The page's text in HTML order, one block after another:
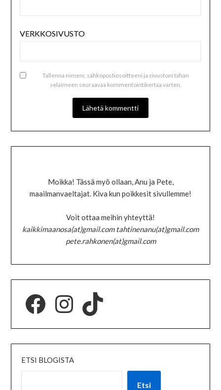
VERKKOSIVUSTO
Tallenna nimeni, sähköpostiosoitteeni ja sivustoni tähän
selaimeen seuraavaa kommentointikertaa varten.
Moikka! Tässä myö ollaan, Anu ja Pete,
maailmanvaeltajat. Kiva kun poikkesit sivullemme!
Voit ottaa meihin yhteyttä!
kaikkimaanosa(at)gmail.com tahtinenanu(at)gmail.com
pete.rahkonen(at)gmail.com
ETSI BLOGISTA
Etsi